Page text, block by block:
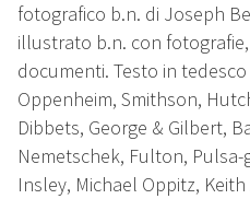
fotografico b.n. di Joseph
illustrato b.n. con
documenti. Testo in
Oppenheim, Smithson,
Dibbets, George & Gilbert,
Nemetschek, Fulton,
Insley, Michael Oppitz,